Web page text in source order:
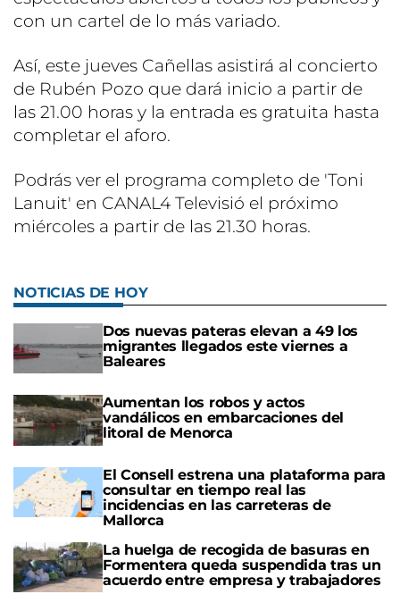
con un cartel de lo más variado.
Así, este jueves Cañellas asistirá al concierto
de Rubén Pozo que dará inicio a partir de
las 21.00 horas y la entrada es gratuita hasta
completar el aforo.
Podrás ver el programa completo de 'Toni
Lanuit' en CANAL4 Televisió el próximo
miércoles a partir de las 21.30 horas.
NOTICIAS DE HOY
Dos nuevas pateras elevan a 49 los
migrantes llegados este viernes a
Baleares
Aumentan los robos y actos
vandálicos en embarcaciones del
litoral de Menorca
El Consell estrena una plataforma para
consultar en tiempo real las
incidencias en las carreteras de
Mallorca
La huelga de recogida de basuras en
Formentera queda suspendida tras un
acuerdo entre empresa y trabajadores